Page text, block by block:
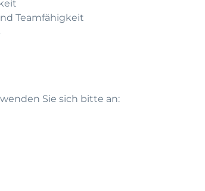
Teamfähigkeit
Sie sich bitte an: